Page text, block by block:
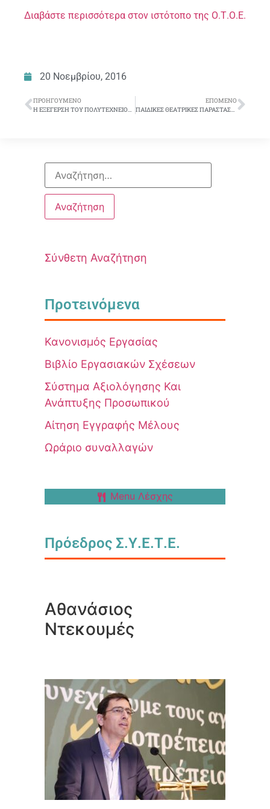
Διαβάστε περισσότερα στον ιστότοπο της Ο.Τ.Ο.Ε.
20 Νοεμβρίου, 2016
ΠΡΟΗΓΟΎΜΕΝΟ
Η ΕΞΕΓΕΡΣΗ ΤΟΥ ΠΟΛΥΤΕΧΝΕΙΟΥ – 43 ΧΡΟΝΙΑ ΜΕΤΑ-Η ΖΩΗ ΒΕΛΤΙΩΝΕΤΑΙ ΜΟΝΟ ΜΕ ΑΓΩΝΕΣ
ΕΠΌΜΕΝΟ
ΠΑΙΔΙΚΕΣ ΘΕΑΤΡΙΚΕΣ ΠΑΡΑΣΤΑΣΕΙΣ Σ.Υ.Ε.Τ.Ε.
Σύνθετη Αναζήτηση
Προτεινόμενα
Κανονισμός Εργασίας
Βιβλίο Εργασιακών Σχέσεων
Σύστημα Αξιολόγησης Και
Ανάπτυξης Προσωπικού
Αίτηση Εγγραφής Μέλους
Ωράριο συναλλαγών
Menu Λέσχης
Πρόεδρος Σ.Υ.Ε.Τ.Ε.
Αθανάσιος
Ντεκουμές